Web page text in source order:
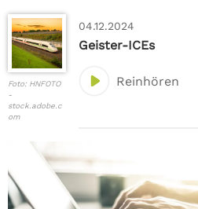
Foto: HNFOTO
-
stock.adobe.c
om
04.12.2024
Geister-ICEs
Reinhören